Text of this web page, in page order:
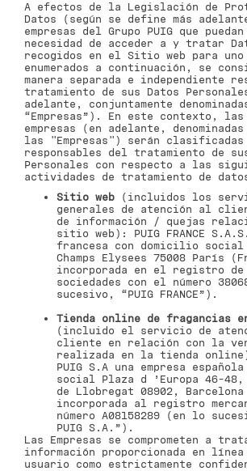
A efectos de la Legislación de
Datos (según se define más
empresas del Grupo PUIG que
necesidad de acceder a y tratar
recogidos en el Sitio web para
enumerados a continuación, se
manera separada e independiente
tratamiento de sus Datos
adelante, conjuntamente
“Empresas”). En este contexto,
empresas (en adelante,
las "Empresas") serán clasificadas
responsables del tratamiento de
Personales con respecto a las
actividades de tratamiento de
Sitio web (incluidos los
generales de atención al
de información / quejas
sitio web): PUIG FRANCE
francesa con domicilio social
Champs Elysees 75008 París
incorporada en el registro de
sociedades con el número
sucesivo, “PUIG FRANCE”).
Tienda online de fragancias
(incluido el servicio de
cliente en relación con la
realizada en la tienda online):
PUIG S.A una empresa
social Plaza d ’Europa 46-
de Llobregat 08902, Barcelona
incorporada al registro
número A08158289 (en lo
PUIG S.A.”).
Las Empresas se comprometen a
información proporcionada en
usuario como estrictamente